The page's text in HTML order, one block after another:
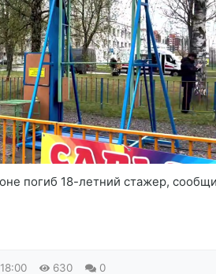
погиб 18-летний стажер,
18:00 630 0